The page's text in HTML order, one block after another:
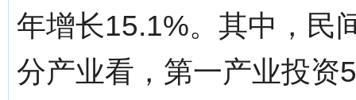
年增长15.1%。其中，民
分产业看，第一产业投资